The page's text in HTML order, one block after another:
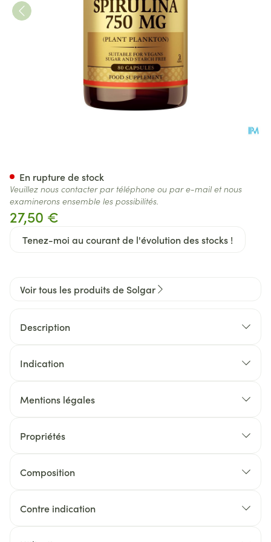
27,50 €
Tenez-moi au courant de l'évolution des stocks !
En rupture de stock
Veuillez nous contacter par téléphone ou par e-mail et nous
examinerons ensemble les possibilités.
Voir tous les produits de Solgar
Description
Indication
Mentions légales
Propriétés
Composition
Contre indication